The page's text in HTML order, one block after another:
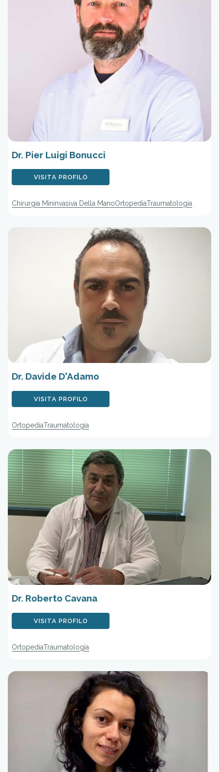
Dr. Pier Luigi Bonucci
VISITA PROFILO
Chirurgia Mininvasiva Della ManoOrtopediaTraumatologia
Dr. Davide D'Adamo
VISITA PROFILO
OrtopediaTraumatologia
Dr. Roberto Cavana
VISITA PROFILO
OrtopediaTraumatologia